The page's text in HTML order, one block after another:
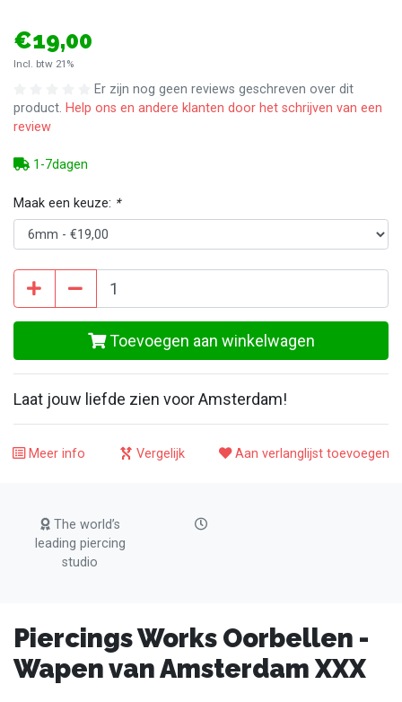
€19,00
Incl. btw 21%
Er zijn nog geen reviews geschreven over dit
product. Help ons en andere klanten door het schrijven van een
review
1-7dagen
Maak een keuze: *
Toevoegen aan winkelwagen
Laat jouw liefde zien voor Amsterdam!
Meer info Vergelijk Aan verlanglijst toevoegen
The world’s
leading piercing
studio
Piercings Works Oorbellen -
Wapen van Amsterdam XXX